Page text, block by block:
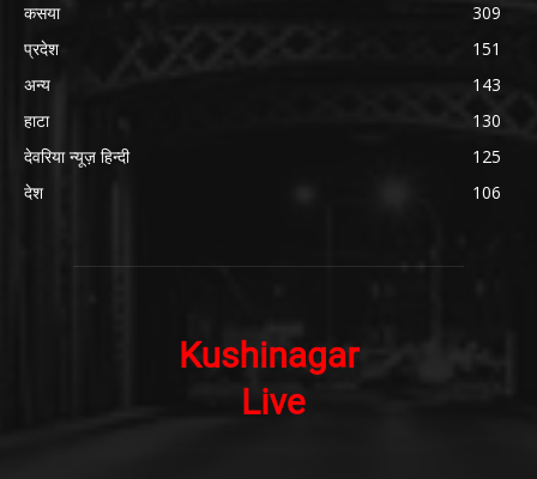
कसया
309
प्रदेश
151
अन्य
143
हाटा
130
देवरिया न्यूज़ हिन्दी
125
देश
106